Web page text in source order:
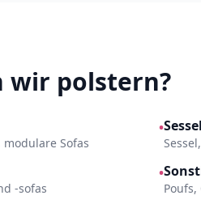
wir polstern?
modulare Sofas
•
-sofas
•